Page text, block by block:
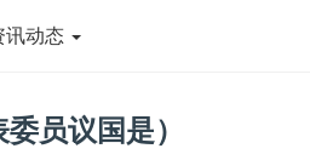
讯动态
员议国是）